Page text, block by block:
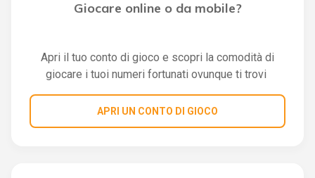
Giocare online o da mobile?
Apri il tuo conto di gioco e scopri la comodità di
giocare i tuoi numeri fortunati ovunque ti trovi
APRI UN CONTO DI GIOCO